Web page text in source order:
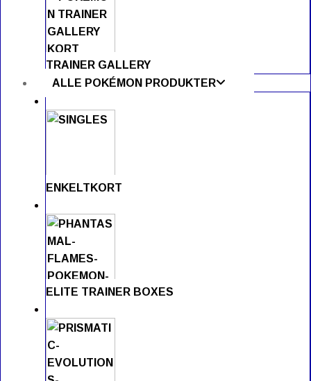
TRAINER GALLERY
ALLE POKÉMON PRODUKTER
ENKELTKORT
ELITE TRAINER BOXES